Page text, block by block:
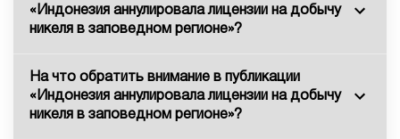
«Индонезия аннулировала лицензии на добычу
никеля в заповедном регионе»?
На что обратить внимание в публикации
«Индонезия аннулировала лицензии на добычу
никеля в заповедном регионе»?